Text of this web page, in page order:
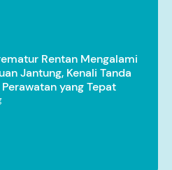
Rentan Mengalami
Jantung, Kenali Tanda
yang Tepat